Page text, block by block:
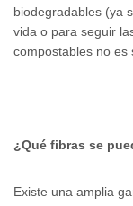
biodegradables (ya
vida o para seguir
compostables no es
¿Qué fibras se
Existe una amplia